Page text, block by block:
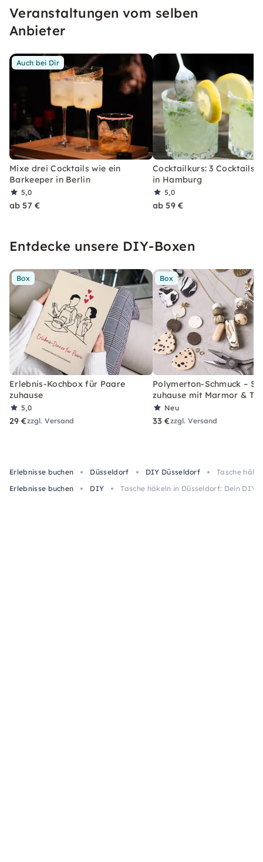
erleben, welches Du so schnell nicht vergessen
wirst.
Veranstaltungen vom selben
Anbieter
Auch bei Dir
Mixe drei Cocktails wie ein
Barkeeper in Berlin
5,0
ab 57 €
Cocktailkurs: 3 Cocktails
in Hamburg
5,0
ab 59 €
Entdecke unsere DIY-Boxen
Box
Erlebnis-Kochbox für Paare
zuhause
5,0
29 €zzgl. Versand
Box
Polymerton-Schmuck –
zuhause mit Marmor &
Neu
33 €zzgl. Versand
Erlebnisse buchen Düsseldorf DIY Düsseldorf
Tasche
Erlebnisse buchen
DIY Tasche häkeln in Düsseldorf: Dein DIY-